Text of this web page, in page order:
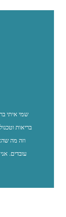
בריאות
וזה מה
עובדים.